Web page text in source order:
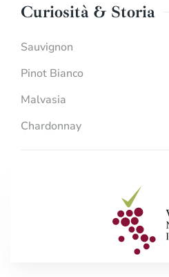
Curiosità & Storia
Sauvignon
Pinot Bianco
Malvasia
Chardonnay